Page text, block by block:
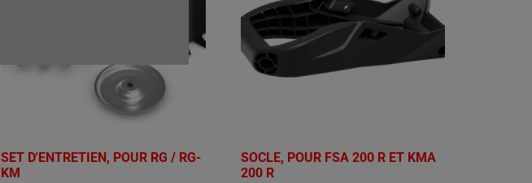
SET D'ENTRETIEN, POUR RG / RG-
KM
SOCLE, POUR FSA 200 R ET KMA
200 R